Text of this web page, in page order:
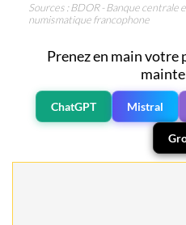
Sources : BDOR - Banque centrale
numismatique francophone
Prenez en main
ChatGPT Mistral